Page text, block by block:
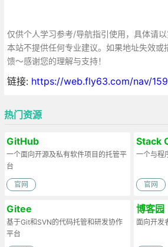
仅供个人学习参考/导航指引使用，具体请以
本站不提供任何专业建议。如果地址失效或
馈～感谢您的理解与支持！
链接: https://web.fly63.com/nav/
热门资源
GitHub
一个面向开源及私有软件项目的托管平
台
官网
Stack
一个与程
官网
Gitee
基于Git和SVN的代码托管和研发协作
平台
博客园
面向开发